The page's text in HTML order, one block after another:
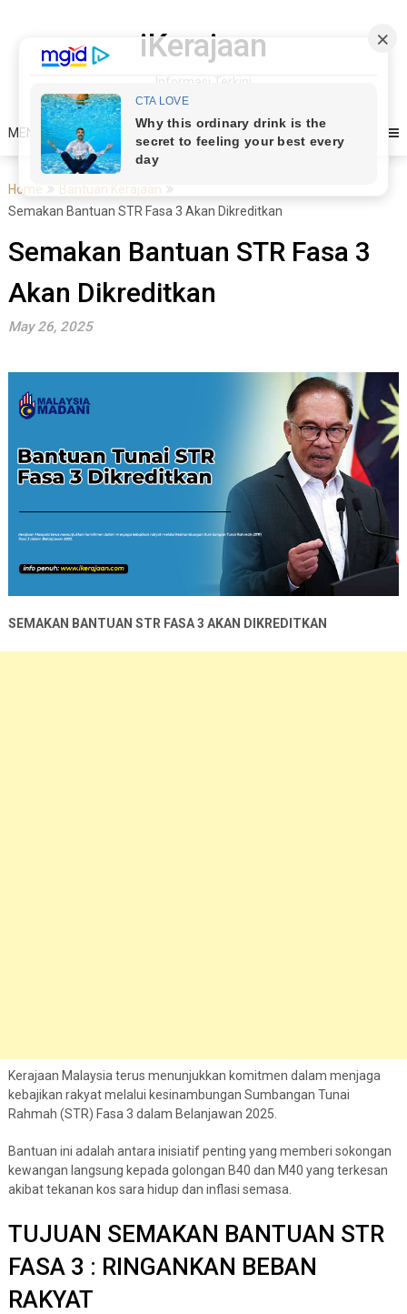
iKerajaan
Informasi Terkini
MENU
Home
Bantuan Kerajaan
Semakan Bantuan STR Fasa 3 Akan Dikreditkan
Semakan Bantuan STR Fasa 3
Akan Dikreditkan
May 26, 2025
SEMAKAN BANTUAN STR FASA 3 AKAN DIKREDITKAN
Kerajaan Malaysia terus menunjukkan komitmen dalam menjaga
kebajikan rakyat melalui kesinambungan Sumbangan Tunai
Rahmah (STR) Fasa 3 dalam Belanjawan 2025.
Bantuan ini adalah antara inisiatif penting yang memberi sokongan
kewangan langsung kepada golongan B40 dan M40 yang terkesan
akibat tekanan kos sara hidup dan inflasi semasa.
TUJUAN SEMAKAN BANTUAN STR
FASA 3 : RINGANKAN BEBAN
RAKYAT